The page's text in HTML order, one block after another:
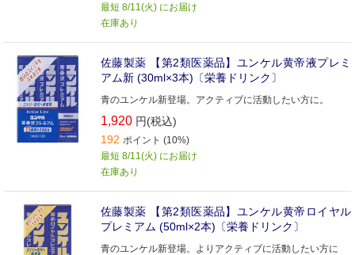
最短 8/11(火) にお届け
在庫あり
佐藤製薬 【第2類医薬品】ユンケル黄帝液プレミ
アム新 (30ml×3本)〔栄養ドリンク〕
青のユンケル新登場。アクティブに活動したい方に。
1,920 円(税込)
192 ポイント (10%)
最短 8/11(火) にお届け
在庫あり
佐藤製薬 【第2類医薬品】ユンケル黄帝ロイヤル
プレミアム (50ml×2本)〔栄養ドリンク〕
青のユンケル新登場。よりアクティブに活動したい方に